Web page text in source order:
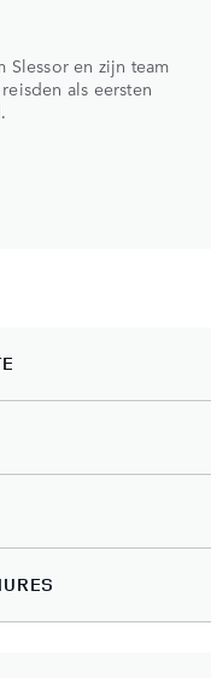
Slessor en zijn team
als eersten